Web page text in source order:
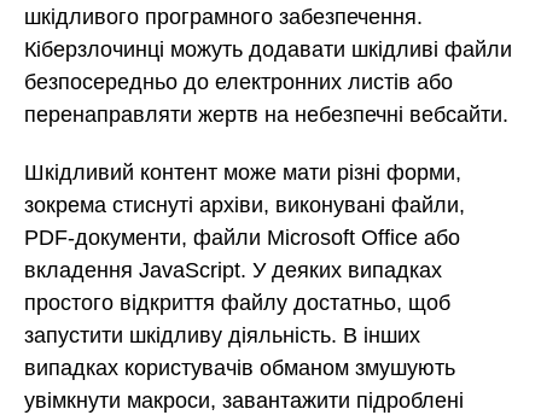
шкідливого програмного забезпечення.
Кіберзлочинці можуть додавати шкідливі файли
безпосередньо до електронних листів або
перенаправляти жертв на небезпечні вебсайти.
Шкідливий контент може мати різні форми,
зокрема стиснуті архіви, виконувані файли,
PDF-документи, файли Microsoft Office або
вкладення JavaScript. У деяких випадках
простого відкриття файлу достатньо, щоб
запустити шкідливу діяльність. В інших
випадках користувачів обманом змушують
увімкнути макроси, завантажити підроблені